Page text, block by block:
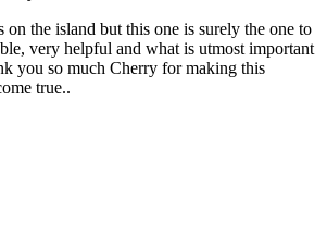
on the island but this one is surely the one to
very helpful and what is utmost important
you so much Cherry for making this
true..